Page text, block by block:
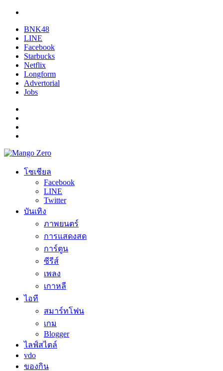
BNK48
LINE
Facebook
Starbucks
Netflix
Longform
Advertorial
Jobs
โซเชียล
Facebook
LINE
Twitter
บันเทิง
ภาพยนตร์
การแสดงสด
การ์ตูน
ซีรีส์
เพลง
เกาหลี
ไอที
สมาร์ทโฟน
เกม
Blogger
ไลฟ์สไตล์
vdo
ของกิน